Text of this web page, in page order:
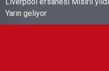
Yarın geliyor